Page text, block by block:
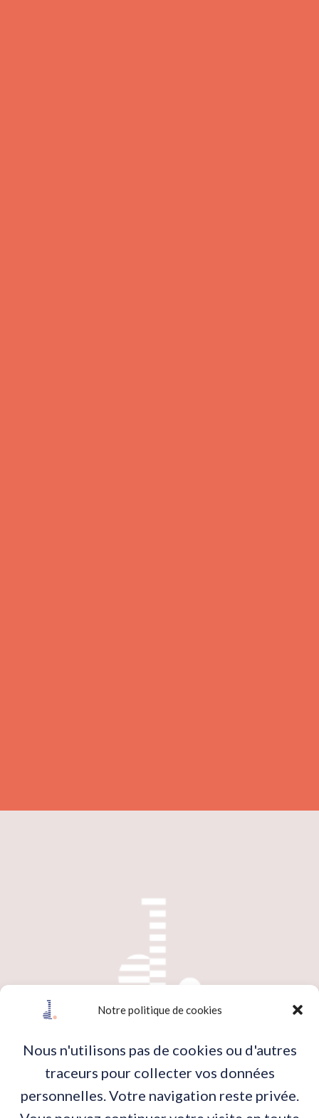
Notre politique de cookies
Nous n'utilisons pas de cookies ou d'autres
traceurs pour collecter vos données
personnelles. Votre navigation reste privée.